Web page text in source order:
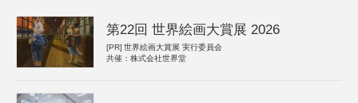
第22回 世界絵画大賞展 2026
[PR] 世界絵画大賞展 実行委員会
共催：株式会社世界堂